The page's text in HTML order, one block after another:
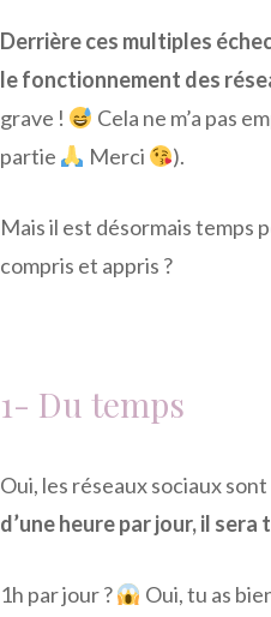
Derrière ces multiples
le fonctionnement des
grave !
Cela ne m’a pas
partie
Merci ).
Mais il est désormais temps
compris et appris ?
1- Du temps
Oui, les réseaux sociaux
d’une heure par jour, il
1h par jour ?
Oui, tu as